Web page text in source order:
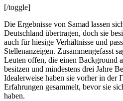
[/toggle]
Die Ergebnisse von Samad lassen
Deutschland übertragen, doch sie
auch für hiesige Verhältnisse und
Stellenanzeigen. Zusammengefasst
Leuten offen, die einen Background
besitzen und mindestens drei Jahre
Idealerweise haben sie vorher in der
Erfahrungen gesammelt, bevor sie
haben.